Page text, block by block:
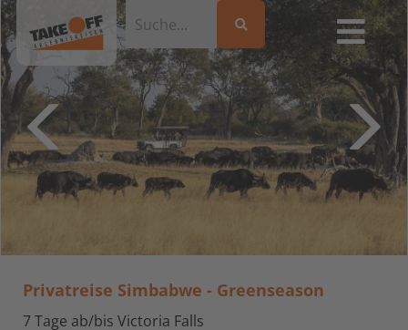
Privatreise Simbabwe - Greenseason
7 Tage ab/bis Victoria Falls